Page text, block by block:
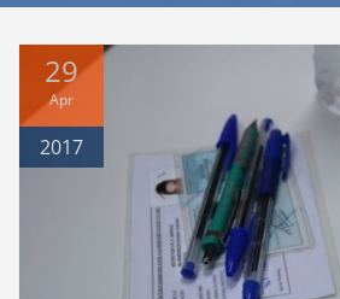
29
Apr
2017